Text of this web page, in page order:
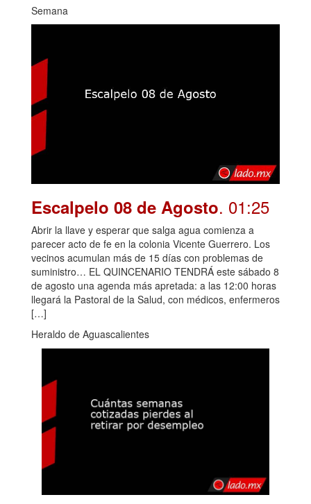
Semana
Escalpelo 08 de Agosto. 01:25
Abrir la llave y esperar que salga agua comienza a
parecer acto de fe en la colonia Vicente Guerrero. Los
vecinos acumulan más de 15 días con problemas de
suministro… EL QUINCENARIO TENDRÁ este sábado 8
de agosto una agenda más apretada: a las 12:00 horas
llegará la Pastoral de la Salud, con médicos, enfermeros
[…]
Heraldo de Aguascalientes